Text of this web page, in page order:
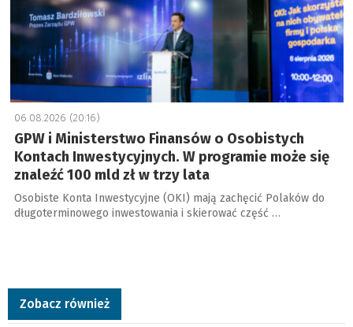
06.08.2026 (20:16)
GPW i Ministerstwo Finansów o Osobistych
Kontach Inwestycyjnych. W programie może się
znaleźć 100 mld zł w trzy lata
Osobiste Konta Inwestycyjne (OKI) mają zachęcić Polaków do
długoterminowego inwestowania i skierować część …
Zobacz również